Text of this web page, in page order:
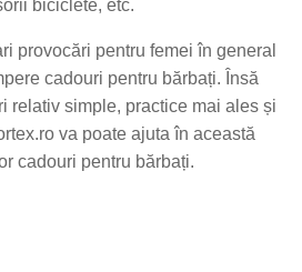
biciclete, etc.
provocări pentru femei în general
cadouri pentru bărbați. Însă
relativ simple, practice mai ales și
va poate ajuta în această
cadouri pentru bărbați.